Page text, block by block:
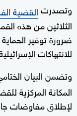
وتصدرتالقضية
الثلاثين من هذه
ضرورة توفير
للانتهاكات
وتضمن البيان
المكانة المركزية
لإطلاق مفاوضات